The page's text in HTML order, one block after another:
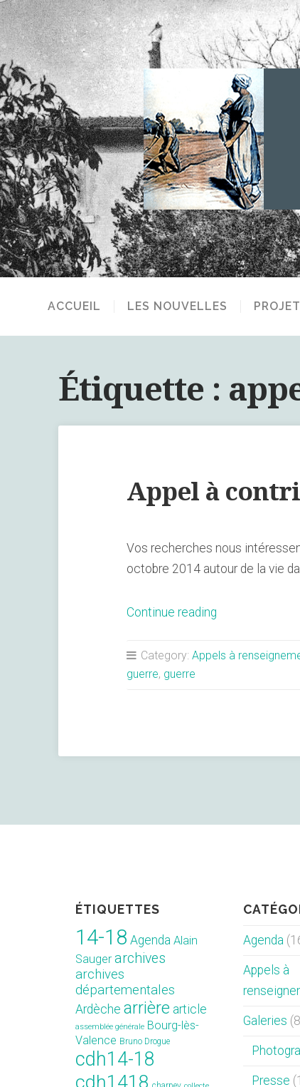
ACCUEIL LES NOUVELLES
Étiquette :
Appel à
Vos recherches nous
octobre 2014 autour de la vie
Continue reading
contributions »
Category: Appels à
guerre, guerre
ÉTIQUETTES
14-18 Agenda Alain
Sauger archives
archives
départementales
Ardèche arrière article
assemblée générale Bourg-lès-
Valence Bruno Drogue
cdh14-18
cdh1418
Agenda
Appels à
Galeries
Presse